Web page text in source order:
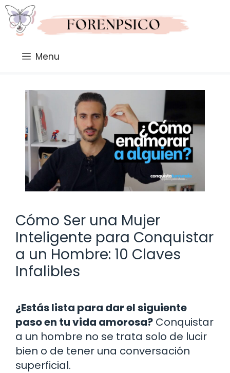
Saltar
al
contenido
Menu
Cómo Ser una Mujer
Inteligente para Conquistar
a un Hombre: 10 Claves
Infalibles
¿Estás lista para dar el siguiente
paso en tu vida amorosa? Conquistar
a un hombre no se trata solo de lucir
bien o de tener una conversación
superficial.